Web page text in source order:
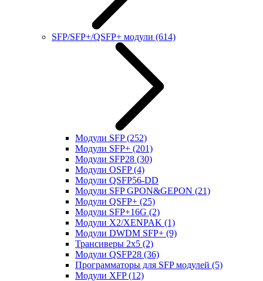
SFP/SFP+/QSFP+ модули (614)
Модули SFP(252)
Модули SFP+ (201)
Модули SFP28 (30)
Модули OSFP(4)
Модули QSFP56-DD
Модули SFP GPON&GEPON (21)
Модули QSFP+ (25)
Модули SFP+16G (2)
Модули X2/XENPAK (1)
Модули DWDM SFP+ (9)
Трансиверы 2x5 (2)
Модули QSFP28 (36)
Программаторы для SFP модулей (5)
Модули XFP(12)